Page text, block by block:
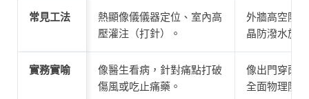
常見工法
熱顯像儀儀器定位、室內高
壓灌注（打針）。
外牆高空防
晶防潑水施
實務實喻
像醫生看病，針對痛點打破
傷風或吃止痛藥。
像出門穿雨
全面物理防